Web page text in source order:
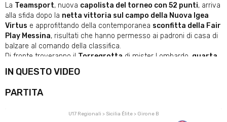
La Teamsport, nuova capolista del torneo con 52 punti, arriva
alla sfida dopo la netta vittoria sul campo della Nuova Igea
Virtus e approfittando della contemporanea sconfitta della Fair
Play Messina, risultati che hanno permesso ai padroni di casa di
balzare al comando della classifica.
Di fronte troveranno il Torregrotta di mister Lombardo, quarta
forza del campionato
Gangemi” contro la Game Sport Ragusa
qualificazione ai playoff
stagione: da un lato la Teamsport determinata a
IN QUESTO VIDEO
PARTITA
U17 Regionali > Sicilia Élite > Girone B